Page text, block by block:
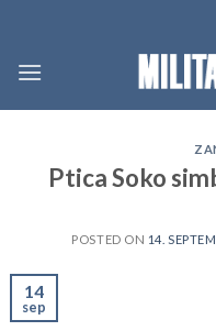
content
Ptica Soko
POSTED ON 14.
14
sep